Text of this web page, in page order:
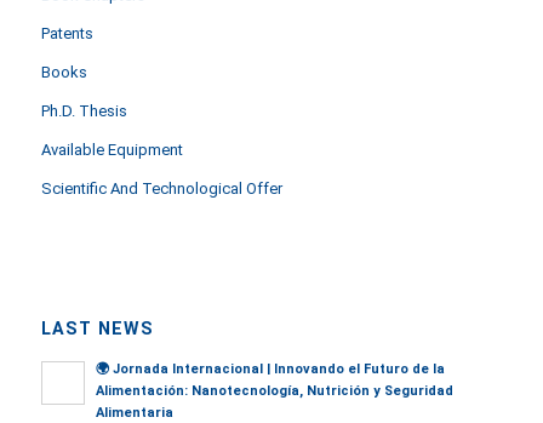
Patents
Books
Ph.D. Thesis
Available Equipment
Scientific And Technological Offer
LAST NEWS
🌍 Jornada Internacional | Innovando el Futuro de la
Alimentación: Nanotecnología, Nutrición y Seguridad
Alimentaria